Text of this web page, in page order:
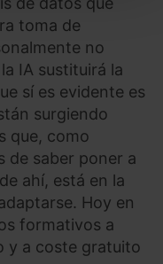
y
permitir en tu
utilizaremos
la navegación.
toma de
no
IA sustituirá la
sí es evidente es
surgiendo
que, como
de saber poner a
ahí, está en la
Hoy en
formativos a
y a coste gratuito